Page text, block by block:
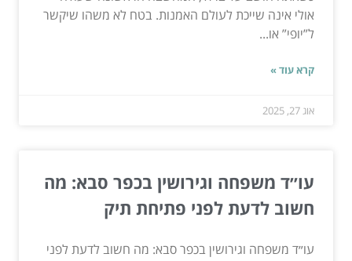
אולי אינה שייכת לעולם האמנות. בטח לא משהו שיקשר
ל”יופי” או...
קרא עוד »
אוג 27, 2025
עו״ד משפחה וגירושין בכפר סבא: מה
חשוב לדעת לפני פתיחת תיק
עו״ד משפחה וגירושין בכפר סבא: מה חשוב לדעת לפני